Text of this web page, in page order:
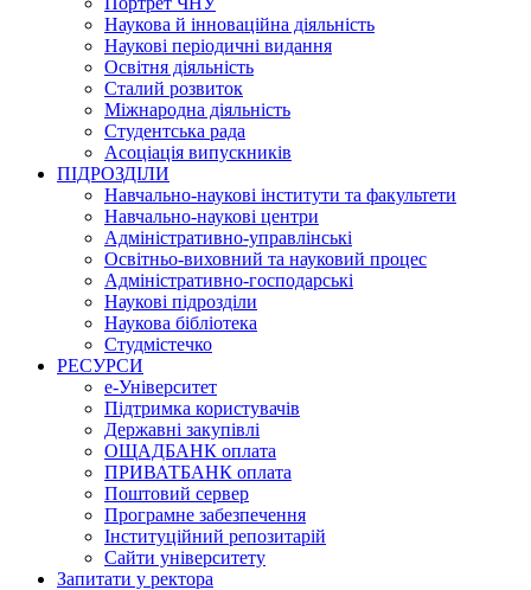
Наукова й інноваційна діяльність
Наукові періодичні видання
Освітня діяльність
Сталий розвиток
Міжнародна діяльність
Студентська рада
Асоціація випускників
ПІДРОЗДІЛИ
Навчально-наукові інститути та факультети
Навчально-наукові центри
Адміністративно-управлінські
Освітньо-виховний та науковий процес
Адміністративно-господарські
Наукові підрозділи
Наукова бібліотека
Студмістечко
РЕСУРСИ
е-Університет
Підтримка користувачів
Державні закупівлі
ОЩАДБАНК оплата
ПРИВАТБАНК оплата
Поштовий сервер
Програмне забезпечення
Інституційний репозитарій
Сайти університету
Запитати у ректора